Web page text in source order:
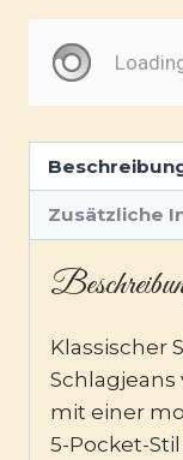
Zusätzliche
Klassischer
mit einer
5-Pocket-